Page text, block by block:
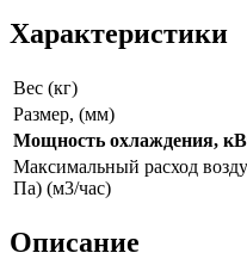
Характеристики
Вес (кг)
Размер, (мм)
Мощность охлаждения,
Максимальный расход
Па) (м3/час)
Описание